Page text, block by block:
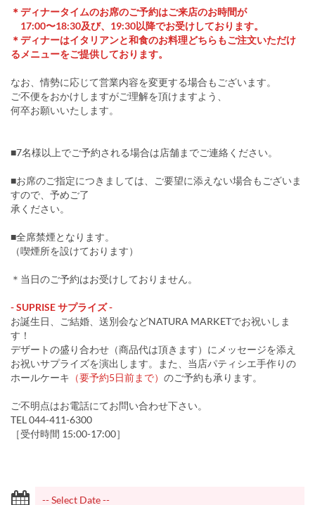
＊ディナータイムのお席のご予約はご来店のお時間が
17:00〜18:30及び、19:30以降でお受けしております。
＊ディナーはイタリアンと和食のお料理どちらもご注文いただけ
るメニューをご提供しております。
なお、情勢に応じて営業内容を変更する場合もございます。
ご不便をおかけしますがご理解を頂けますよう、
何卒お願いいたします。
■7名様以上でご予約される場合は店舗までご連絡ください。
■お席のご指定につきましては、ご要望に添えない場合もございま
すので、予めご了
承ください。
■全席禁煙となります。
（喫煙所を設けております）
＊当日のご予約はお受けしておりません。
- SUPRISE サプライズ -
お誕生日、ご結婚、送別会などNATURA MARKETでお祝いしま
す！
デザートの盛り合わせ（商品代は頂きます）にメッセージを添え
お祝いサプライズを演出します。また、当店パティシエ手作りの
ホールケーキ （要予約5日前まで） のご予約も承ります。
ご不明点はお電話にてお問い合わせ下さい。
TEL 044-411-6300
［受付時間 15:00-17:00］